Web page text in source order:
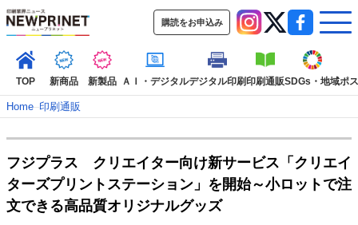
購読をお申込み
TOP 新商品 新製品 ＡＩ・デジタルデジタル印刷印刷通販SDGs・地域ポ
TOP
新着記事 特集記事
動画コンテンツ
インタビュー
コレクション
Home–印刷通販
フジプラス クリエイター向け新サービス「クリエイ
ターズプリントステーション」を開始～小ロットで注
文できる高品質オリジナルグッズ